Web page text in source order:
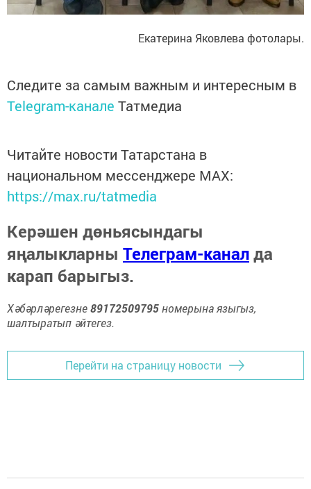
Екатерина Яковлева фотолары.
Следите за самым важным и интересным в
Telegram-канале Татмедиа
Читайте новости Татарстана в
национальном мессенджере MАХ:
https://max.ru/tatmedia
Керәшен дөньясындагы
яңалыкларны Телеграм-каналда
карап барыгыз.
Хәбәрләрегезне89172509795номерына языгыз,
шалтыратып әйтегез.
Перейти на страницу новости